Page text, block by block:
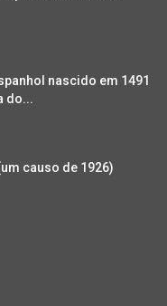
nascido em 1491
do...
causo de 1926)